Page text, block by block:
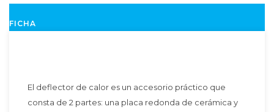
FICHA
El deflector de calor es un accesorio práctico que
consta de 2 partes: una placa redonda de cerámica y